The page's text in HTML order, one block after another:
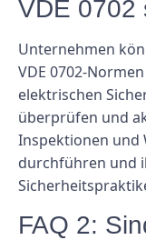
VDE 0702
Unternehmen
VDE 0702-
elektrischen
überprüfen und
Inspektionen und
durchführen und
FAQ 2: